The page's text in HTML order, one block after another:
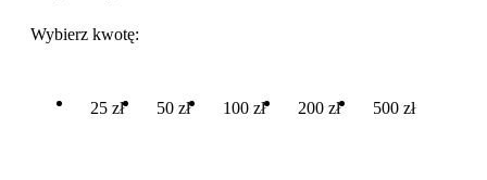
Wybierz kwotę:
25 zł 50 zł 100 zł 200 zł 500 zł